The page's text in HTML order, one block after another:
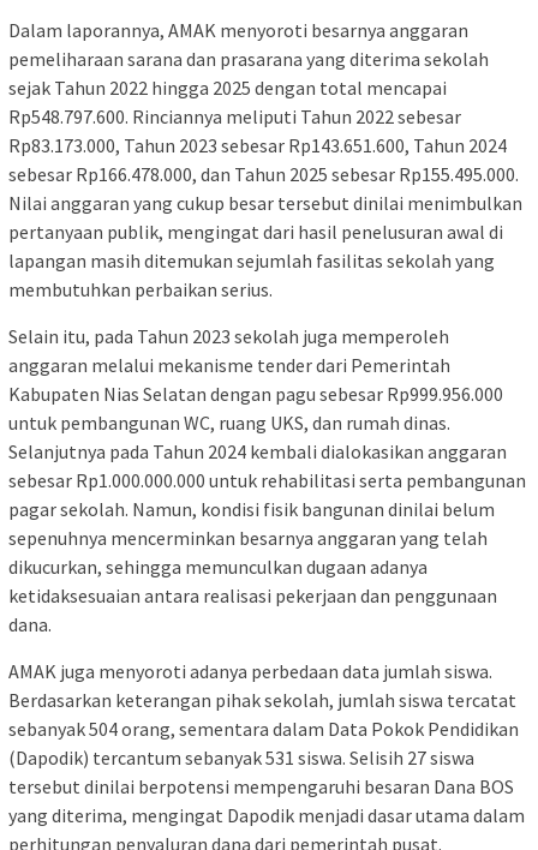
Dalam laporannya, AMAK menyoroti besarnya anggaran
pemeliharaan sarana dan prasarana yang diterima sekolah
sejak Tahun 2022 hingga 2025 dengan total mencapai
Rp548.797.600. Rinciannya meliputi Tahun 2022 sebesar
Rp83.173.000, Tahun 2023 sebesar Rp143.651.600, Tahun 2024
sebesar Rp166.478.000, dan Tahun 2025 sebesar Rp155.495.000.
Nilai anggaran yang cukup besar tersebut dinilai menimbulkan
pertanyaan publik, mengingat dari hasil penelusuran awal di
lapangan masih ditemukan sejumlah fasilitas sekolah yang
membutuhkan perbaikan serius.
Selain itu, pada Tahun 2023 sekolah juga memperoleh
anggaran melalui mekanisme tender dari Pemerintah
Kabupaten Nias Selatan dengan pagu sebesar Rp999.956.000
untuk pembangunan WC, ruang UKS, dan rumah dinas.
Selanjutnya pada Tahun 2024 kembali dialokasikan anggaran
sebesar Rp1.000.000.000 untuk rehabilitasi serta pembangunan
pagar sekolah. Namun, kondisi fisik bangunan dinilai belum
sepenuhnya mencerminkan besarnya anggaran yang telah
dikucurkan, sehingga memunculkan dugaan adanya
ketidaksesuaian antara realisasi pekerjaan dan penggunaan
dana.
AMAK juga menyoroti adanya perbedaan data jumlah siswa.
Berdasarkan keterangan pihak sekolah, jumlah siswa tercatat
sebanyak 504 orang, sementara dalam Data Pokok Pendidikan
(Dapodik) tercantum sebanyak 531 siswa. Selisih 27 siswa
tersebut dinilai berpotensi mempengaruhi besaran Dana BOS
yang diterima, mengingat Dapodik menjadi dasar utama dalam
perhitungan penyaluran dana dari pemerintah pusat.